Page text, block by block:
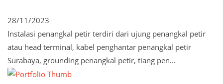
28/11/2023
Instalasi penangkal petir terdiri dari ujung penangkal petir
atau head terminal, kabel penghantar penangkal petir
Surabaya, grounding penangkal petir, tiang pen...